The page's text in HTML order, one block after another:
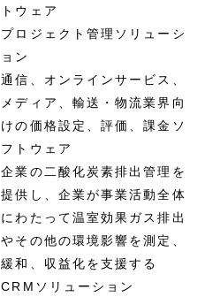
トウェア
プロジェクト管理ソリューシ
ョン
通信、オンラインサービス、
メディア、輸送・物流業界向
けの価格設定、評価、課金ソ
フトウェア
企業の二酸化炭素排出管理を
提供し、企業が事業活動全体
にわたって温室効果ガス排出
やその他の環境影響を測定、
緩和、収益化を支援する
CRMソリューション